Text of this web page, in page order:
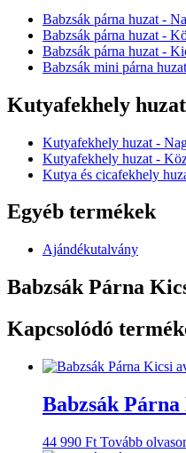
Babzsák párna huzat -
Babzsák párna huzat -
Babzsák párna huzat -
Babzsák mini párna huzat
Kutyafekhely
Kutyafekhely huzat -
Kutyafekhely huzat -
Kutya és cicafekhely
Egyéb termékek
Ajándékutalvány
Babzsák Párna
Kapcsolódó
Babzsák
44 990 Ft Tovább